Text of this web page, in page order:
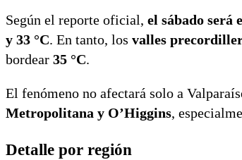
Según el reporte oficial, el sábado será
y 33 °C. En tanto, los valles
bordear 35 °C.
El fenómeno no afectará solo a
Metropolitana y O’Higgins,
Detalle por región